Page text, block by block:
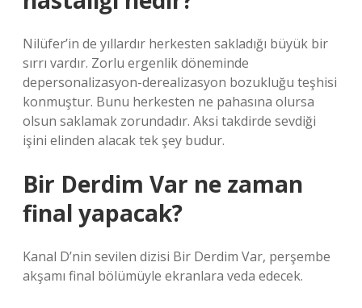
Nilüfer’in de yıllardır herkesten sakladığı büyük bir
sırrı vardır. Zorlu ergenlik döneminde
depersonalizasyon-derealizasyon bozukluğu teşhisi
konmuştur. Bunu herkesten ne pahasına olursa
olsun saklamak zorundadır. Aksi takdirde sevdiği
işini elinden alacak tek şey budur.
Bir Derdim Var ne zaman
final yapacak?
Kanal D’nin sevilen dizisi Bir Derdim Var, perşembe
akşamı final bölümüyle ekranlara veda edecek.